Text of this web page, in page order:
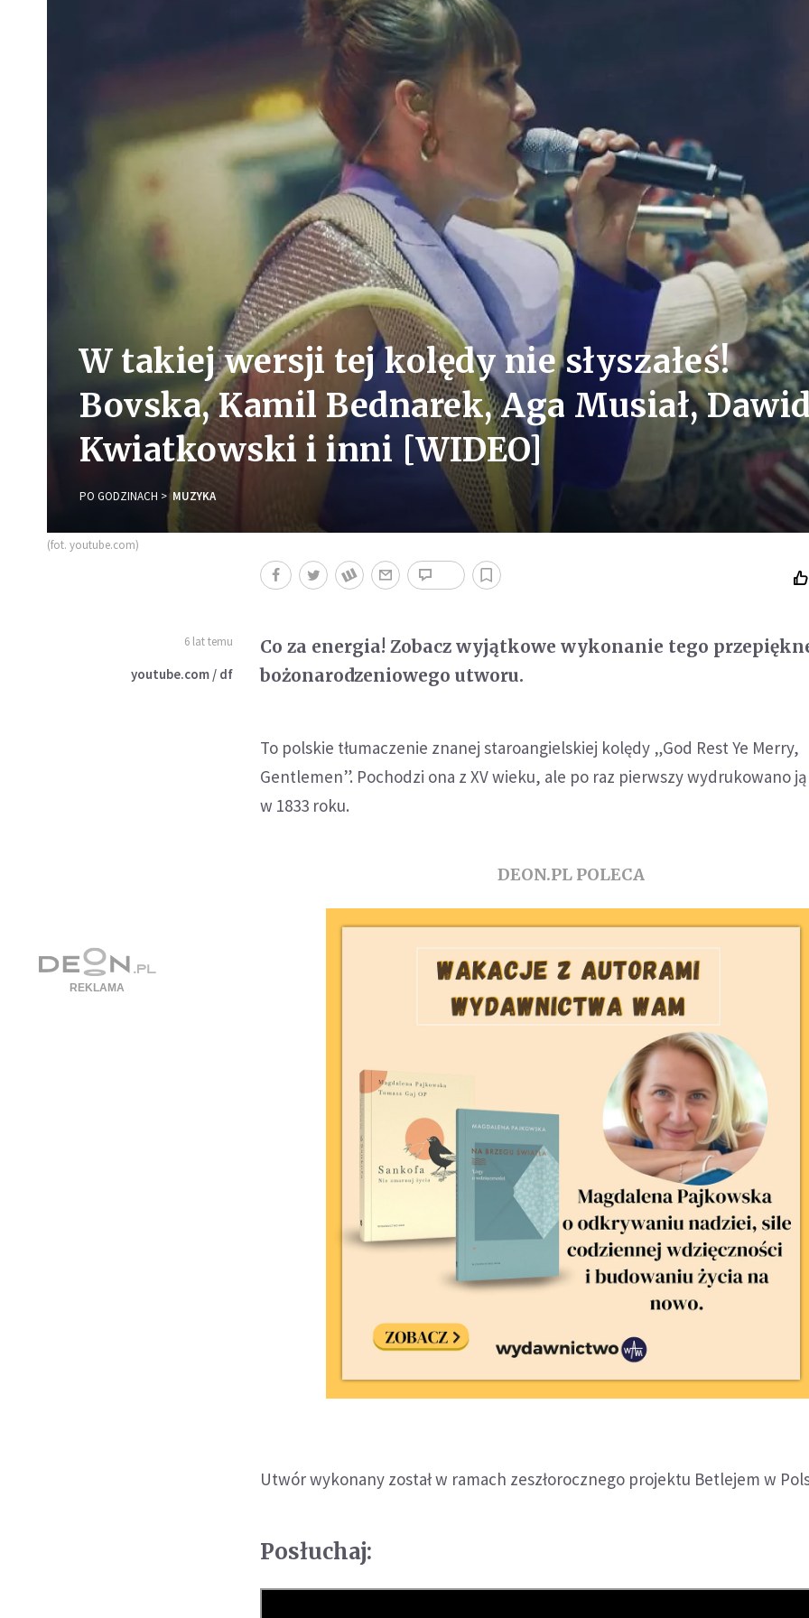
W takiej wersji tej kolędy nie słyszałeś!
Bovska, Kamil Bednarek, Aga Musiał,
Kwiatkowski i inni [WIDEO]
PO GODZINACH MUZYKA
(fot. youtube.com)
6 lat temu
youtube.com / df
Co za energia! Zobacz wyjątkowe wykonanie tego
bożonarodzeniowego utworu.
To polskie tłumaczenie znanej staroangielskiej kolędy „God Rest Ye Merry,
Gentlemen”. Pochodzi ona z XV wieku, ale po raz pierwszy wydrukowano
w 1833 roku.
DEON.PL POLECA
Utwór wykonany został w ramach zeszłorocznego projektu Betlejem w
Posłuchaj: